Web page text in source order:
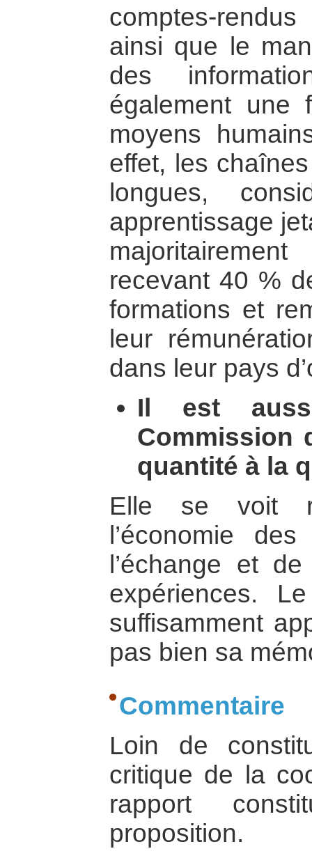
comptes-
ainsi que le
des
également une
moyens
effet, les
longues,
apprentissage
recevant 40 %
formations et
leur
dans leur pays
Il est
Commission
quantité à la
Elle se voit
l’économie
l’échange et
expériences.
suffisamment
pas bien sa
Commentaire
Loin de
critique de la
rapport
proposition.